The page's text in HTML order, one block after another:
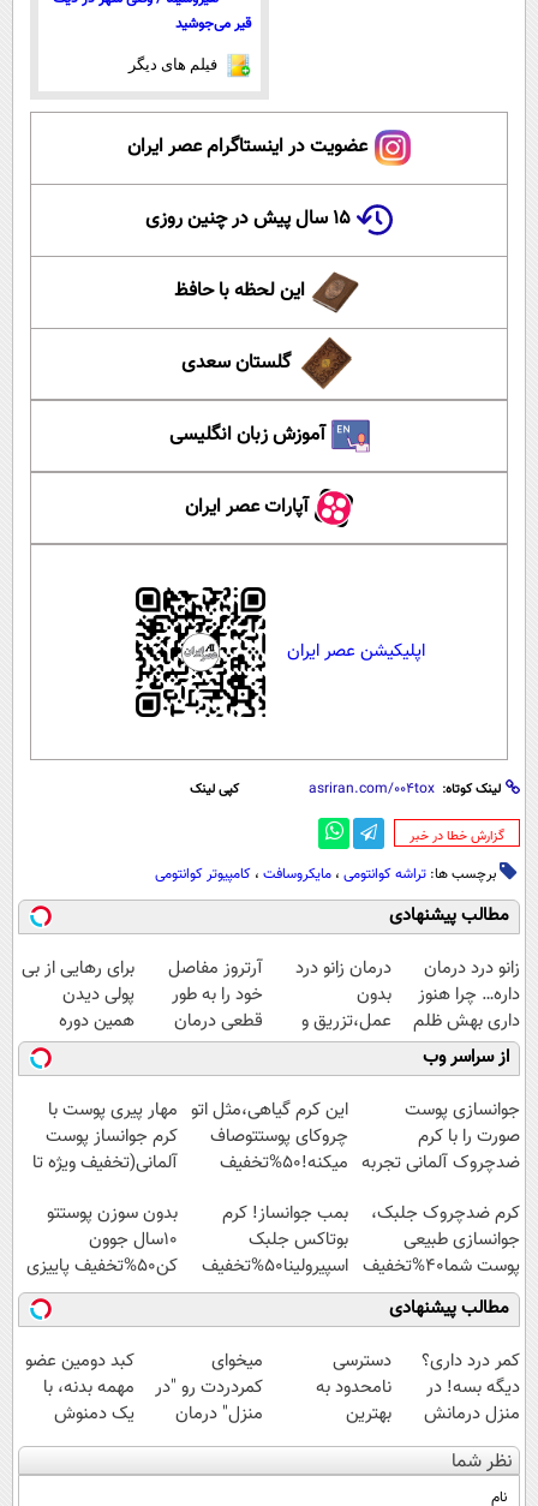
قیر می‌جوشید
فیلم های دیگر
عضویت در اینستاگرام عصر ایران
۱۵ سال پیش در چنین روزی
این لحظه با حافظ
گلستان سعدی
آموزش زبان انگلیسی
آپارات عصر ایران
اپلیکیشن عصر ایران
لینک کوتاه: کپی لینک
‌گزارش خطا در خبر
برچسب ها: تراشه کوانتومی ، مایکروسافت ، کامپیوتر کوانتومی
مطالب پیشنهادی
زانو درد درمان
داره… چرا هنوز
داری بهش ظلم
می‌کنی؟
درمان زانو درد
بدون
عمل،تزریق و
دارو
(◂پرسش‌نامه)
آرتروز مفاصل
خود را به طور
قطعی درمان
کنید!
◗پرسش‌نامه◖
برای رهایی از بی
پولی دیدن
همین دوره
رایگان کافیه!
(شمارتو وارد کن)
از سراسر وب
جوانسازی پوست
صورت را با کرم
ضدچروک آلمانی تجربه
این کرم گیاهی،مثل اتو
چروکای پوستتوصاف
میکنه!50%تخفیف
مهار پیری پوست با
کرم جوانساز پوست
آلمانی(تخفیف ویژه تا
کرم ضدچروک جلبک،
جوانسازی طبیعی
پوست شما40%تخفیف
بمب جوانساز! کرم
بوتاکس جلبک
اسپیرولینا50%تخفیف
بدون سوزن پوستتو
10سال جوون
کن50%تخفیف پاییزی
مطالب پیشنهادی
کمر درد داری؟
دیگه بسه! در
منزل درمانش
کن
(◀پرسش‌نامه)
دسترسی
نامحدود به
بهترین
آموزش‌ها تا روز
کنکور
میخوای
کمردردت رو "در
منزل" درمان
کنی؟ (◂فیلم +
◂پرسش‌نامه)
کبد دومین عضو
مهمه بدنه، با
یک دمنوش
گیاهی مراقبش
باش
نظر شما
نام